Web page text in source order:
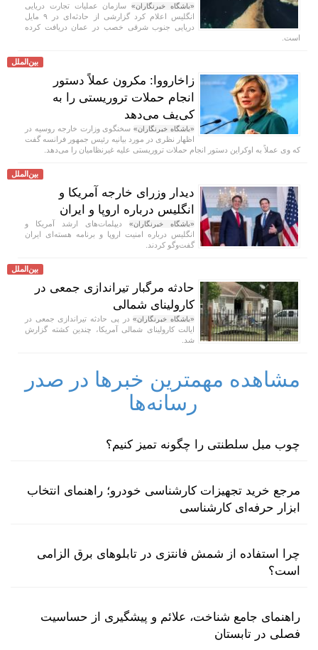
«باشگاه خبرنگاران»سازمان عملیات تجارت دریایی
انگلیس اعلام کرد گزارشی از حادثه‌ای در ۹ مایل
دریایی جنوب شرقی خصب در عمان دریافت کرده
است.
بین‌الملل
زاخارووا: مکرون عملاً دستور
انجام حملات تروریستی را به
کی‌یف می‌دهد
«باشگاه خبرنگاران»سخنگوی وزارت خارجه روسیه در
اظهار نظری در مورد بیانیه رئیس جمهور فرانسه گفت
که وی عملاً به اوکراین دستور انجام حملات تروریستی علیه غیرنظامیان را می‌دهد.
بین‌الملل
دیدار وزرای خارجه آمریکا و
انگلیس درباره اروپا و ایران
«باشگاه خبرنگاران» دیپلمات‌های ارشد آمریکا و
انگلیس درباره امنیت اروپا و برنامه هسته‌ای ایران
گفت‌و‌گو کردند.
بین‌الملل
حادثه مرگبار تیراندازی جمعی در
کارولینای شمالی
«باشگاه خبرنگاران»در پی حادثه تیراندازی جمعی در
ایالت کارولینای شمالی آمریکا، چندین کشته گزارش
شد.
مشاهده مهمترین خبرها در صدر
رسانه‌ها
چوب مبل سلطنتی را چگونه تمیز کنیم؟
مرجع خرید تجهیزات کارشناسی خودرو؛ راهنمای انتخاب
ابزار حرفه‌ای کارشناسی
چرا استفاده از شمش فانتزی در تابلوهای برق الزامی
است؟
راهنمای جامع شناخت، علائم و پیشگیری از حساسیت
فصلی در تابستان